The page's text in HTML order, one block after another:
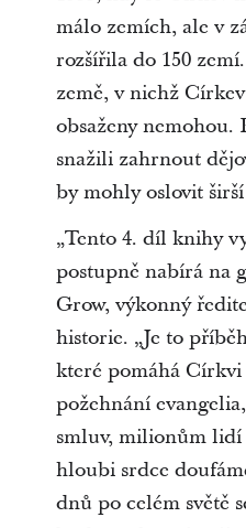
málo zemích, ale v
rozšířila do 150
země, v nichž
obsaženy nemohou.
snažili zahrnout
by mohly oslovit
„Tento 4. díl knihy
postupně nabírá na
Grow, výkonný
historie. „Je to
které pomáhá Církvi
požehnání
smluv, milionům lidí
hloubi srdce
dnů po celém světě